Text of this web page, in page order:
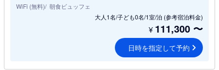
WiFi (無料) 朝食ビュッフェ
大人1名/子ども0名/1室/泊 (参考宿泊料金)
¥ 111,300 〜
日時を指定して予約